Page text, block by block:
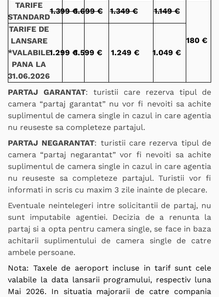
TARIFE
STANDARD
1.399 €1.699 € 1.349 € 1.149 €
180 €
TARIFE DE
LANSARE
*VALABILE
PANA LA
31.06.2026
1.299 €1.599 € 1.249 € 1.049 €
PARTAJ GARANTAT: turistii care rezerva tipul de
camera “partaj garantat” nu vor fi nevoiti sa achite
suplimentul de camera single in cazul in care agentia
nu reuseste sa completeze partajul.
PARTAJ NEGARANTAT: turistii care rezerva tipul de
camera “partaj negarantat” vor fi nevoiti sa achite
suplimentul de camera single in cazul in care agentia
nu reuseste sa completeze partajul. Turistii vor fi
informati in scris cu maxim 3 zile inainte de plecare.
Eventuale neintelegeri intre solicitantii de partaj, nu
sunt imputabile agentiei. Decizia de a renunta la
partaj si a opta pentru camera single, se face in baza
achitarii suplimentului de camera single de catre
ambele persoane.
Nota: Taxele de aeroport incluse in tarif sunt cele
valabile la data lansarii programului, respectiv luna
Mai 2026. In situatia majorarii de catre compania